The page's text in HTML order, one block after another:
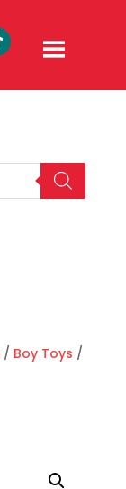
/ Boy Toys /